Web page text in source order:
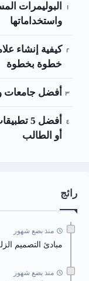
واستخداماتها
كيفية إنشاء
خطوة بخطوة
أفضل جامعات
أفضل 5
أو الطالب
رائج
منذ بضع شهور
مبادئ التصميم
منذ بضع شهور